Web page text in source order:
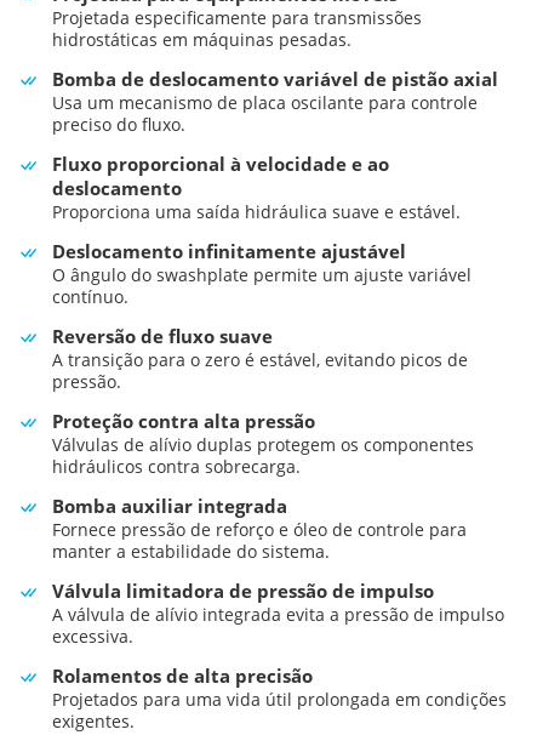
Projetada especificamente para transmissões
hidrostáticas em máquinas pesadas.
Bomba de deslocamento variável de pistão axial
Usa um mecanismo de placa oscilante para controle
preciso do fluxo.
Fluxo proporcional à velocidade e ao
deslocamento
Proporciona uma saída hidráulica suave e estável.
Deslocamento infinitamente ajustável
O ângulo do swashplate permite um ajuste variável
contínuo.
Reversão de fluxo suave
A transição para o zero é estável, evitando picos de
pressão.
Proteção contra alta pressão
Válvulas de alívio duplas protegem os componentes
hidráulicos contra sobrecarga.
Bomba auxiliar integrada
Fornece pressão de reforço e óleo de controle para
manter a estabilidade do sistema.
Válvula limitadora de pressão de impulso
A válvula de alívio integrada evita a pressão de impulso
excessiva.
Rolamentos de alta precisão
Projetados para uma vida útil prolongada em condições
exigentes.